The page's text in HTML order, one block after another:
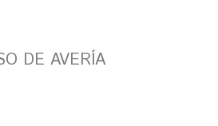
DE AVERÍA